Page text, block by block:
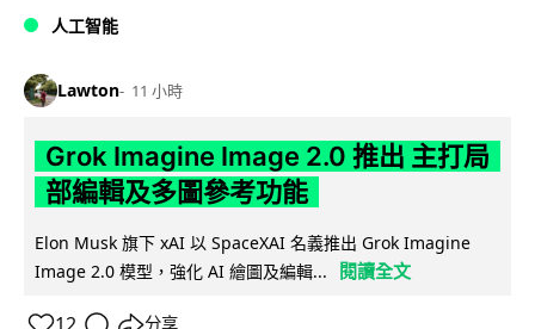
人工智能
Lawton 11 小時
Grok Imagine Image 2.0 推出 主打局
部編輯及多圖參考功能
Elon Musk 旗下 xAI 以 SpaceXAI 名義推出 Grok Imagine
Image 2.0 模型，強化 AI 繪圖及編輯...
閱讀全文
分享